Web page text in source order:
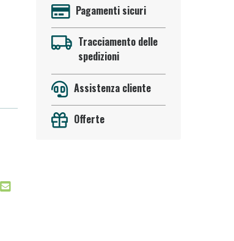
Pagamenti sicuri
Tracciamento delle
spedizioni
Assistenza cliente
Offerte